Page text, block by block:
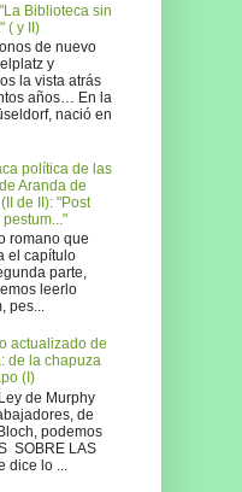
Biblioteca sin
( y II)
de nuevo
y
la vista atrás
años… En la
nació en
política de las
Aranda de
de II): "Post
pestum..."
romano que
el capítulo
parte,
leerlo
pes...
actualizado de
de la chapuza
(I)
de Murphy
de
podemos
SOBRE LAS
dice lo ...